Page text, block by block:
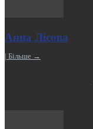
Анна Лісова
| Більше →